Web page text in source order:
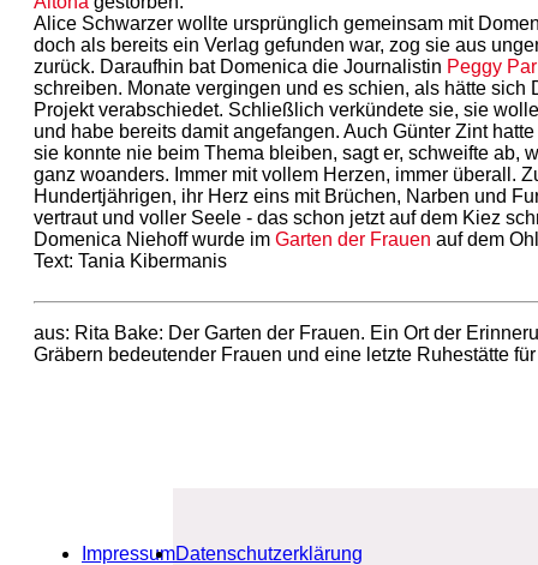
Alice Schwarzer wollte ursprünglich gemeinsam mit
doch als bereits ein Verlag gefunden war, zog sie aus
zurück. Daraufhin bat Domenica die Journalistin Peggy
schreiben. Monate vergingen und es schien, als hätte sich
Projekt verabschiedet. Schließlich verkündete sie, sie
und habe bereits damit angefangen. Auch Günter Zint
sie konnte nie beim Thema bleiben, sagt er, schweifte ab,
ganz woanders. Immer mit vollem Herzen, immer überall.
Hundertjährigen, ihr Herz eins mit Brüchen, Narben und
vertraut und voller Seele - das schon jetzt auf dem Kiez
Domenica Niehoff wurde im Garten der Frauen auf dem
Text: Tania Kibermanis
aus: Rita Bake: Der Garten der Frauen. Ein Ort der
Gräbern bedeutender Frauen und eine letzte Ruhestätte
ImpressumDatenschutzerklärung